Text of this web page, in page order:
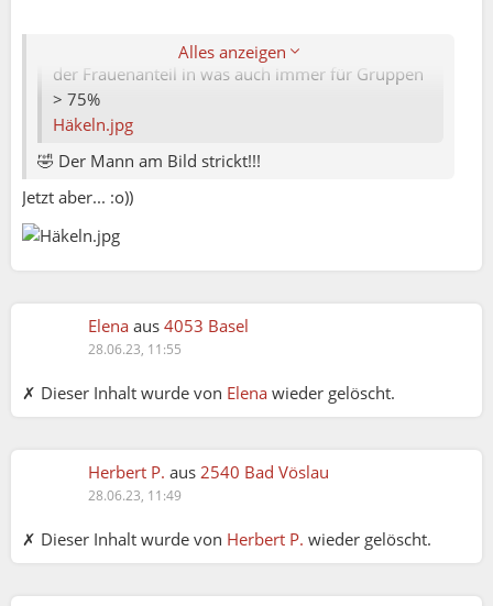
Alles anzeigen
Zwischenfazit: Männer häkeln zu viel, daher ist
der Frauenanteil in was auch immer für Gruppen
> 75%
Häkeln.jpg
🤣 Der Mann am Bild strickt!!!
Jetzt aber... :o))
Elena aus 4053 Basel
28.06.23, 11:55
✗ Dieser Inhalt wurde von Elena wieder gelöscht.
Herbert P. aus 2540 Bad Vöslau
28.06.23, 11:49
✗ Dieser Inhalt wurde von Herbert P. wieder gelöscht.